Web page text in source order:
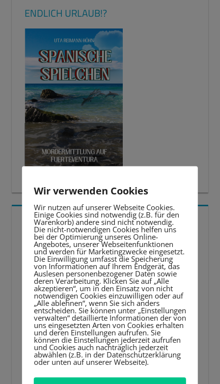
ENDLICH URLAUB!?
5 BESTE LERNTIPPS
Video-
Player
Wir verwenden Cookies
Wir nutzen auf unserer Webseite Cookies.
Einige Cookies sind notwendig (z.B. für den
Warenkorb) andere sind nicht notwendig.
Die nicht-notwendigen Cookies helfen uns
bei der Optimierung unseres Online-
Angebotes, unserer Webseitenfunktionen
und werden für Marketingzwecke eingesetzt.
Die Einwilligung umfasst die Speicherung
von Informationen auf Ihrem Endgerät, das
Auslesen personenbezogener Daten sowie
deren Verarbeitung. Klicken Sie auf „Alle
akzeptieren“, um in den Einsatz von nicht
notwendigen Cookies einzuwilligen oder auf
„Alle ablehnen“, wenn Sie sich anders
entscheiden. Sie können unter „Einstellungen
verwalten“ detaillierte Informationen der von
uns eingesetzten Arten von Cookies erhalten
und deren Einstellungen aufrufen. Sie
können die Einstellungen jederzeit aufrufen
und Cookies auch nachträglich jederzeit
abwählen (z.B. in der Datenschutzerklärung
oder unten auf unserer Webseite).